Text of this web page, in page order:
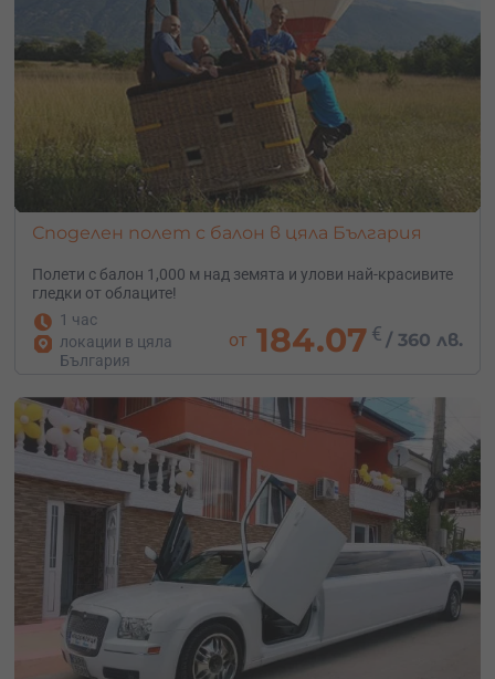
Споделен полет с балон в цяла България
Полети с балон 1,000 м над земята и улови най-красивите
гледки от облаците!
1 час
локации в цяла
България
от 184.07 € /360 лв.